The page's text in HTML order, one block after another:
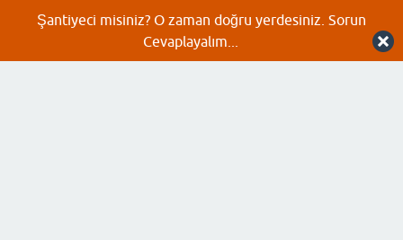
Şantiyeci misiniz? O zaman doğru yerdesiniz. Sorun
Cevaplayalım...